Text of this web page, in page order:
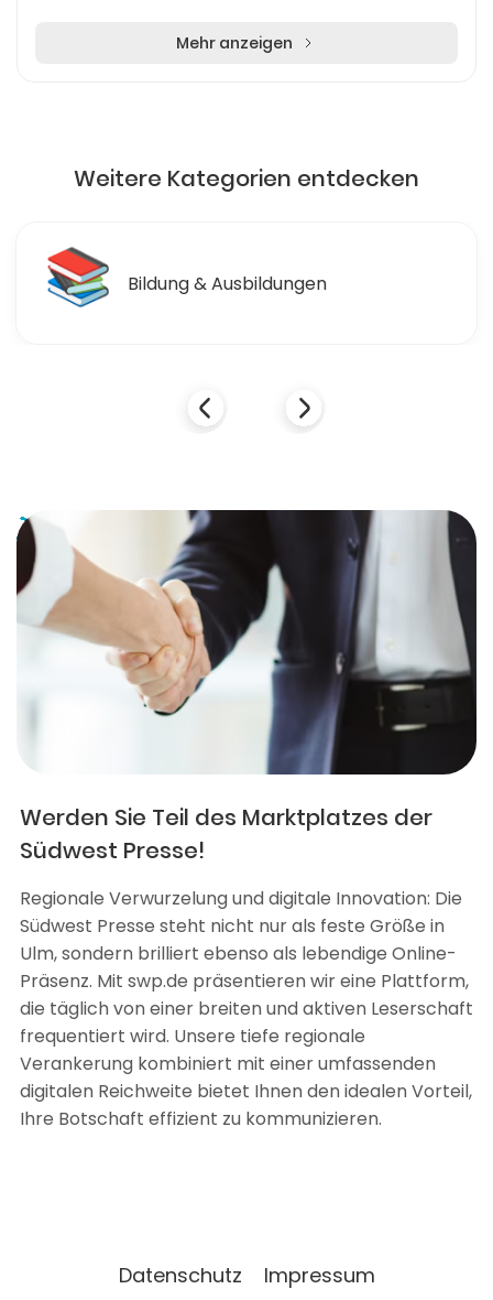
sind sowohl in städtischen a...
Mehr anzeigen
Weitere Kategorien entdecken
📚 Bildung & Ausbildungen
Werden Sie Teil des Marktplatzes der
Südwest Presse!
Regionale Verwurzelung und digitale Innovation: Die
Südwest Presse steht nicht nur als feste Größe in
Ulm, sondern brilliert ebenso als lebendige Online-
Präsenz. Mit swp.de präsentieren wir eine Plattform,
die täglich von einer breiten und aktiven Leserschaft
frequentiert wird. Unsere tiefe regionale
Verankerung kombiniert mit einer umfassenden
digitalen Reichweite bietet Ihnen den idealen Vorteil,
Ihre Botschaft effizient zu kommunizieren.
Datenschutz Impressum